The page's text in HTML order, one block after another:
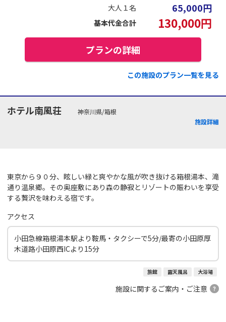
大人１名 65,000円
基本代金合計 130,000円
プランの詳細
この施設のプラン一覧を見る
ホテル南風荘
神奈川県/箱根
施設詳細
東京から９０分、眩しい緑と爽やかな風が吹き抜ける箱根湯本、滝
通り温泉郷。その奥座敷にあり森の静寂とリゾートの賑わいを享受
する贅沢を味わえる宿です。
アクセス
小田急線箱根湯本駅より鞍馬・タクシーで5分/最寄の小田原厚
木道路小田原西ICより15分
旅館 露天風呂 大浴場
施設に関するご案内・ご注意